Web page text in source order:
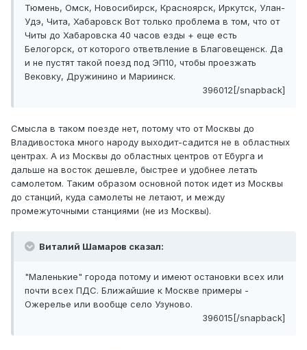
Тюмень, Омск, Новосибирск, Красноярск, Иркутск, Улан-
Удэ, Чита, Хабаровск Вот только проблема в том, что от
Читы до Хабаровска 40 часов езды + еще есть
Белогорск, от которого ответвление в Благовещенск. Да
и не пустят такой поезд под ЭП10, чтобы проезжать
Вековку, Дружинино и Мариинск.
396012[/snapback]
Смысла в таком поезде нет, потому что от Москвы до
Владивостока много народу выходит-садится не в областных
центрах. А из Москвы до областных центров от Ебурга и
дальше на восток дешевле, быстрее и удобнее летать
самолетом. Таким образом основной поток идет из Москвы
до станций, куда самолеты не летают, и между
промежуточными станциями (не из Москвы).
Виталий Шамаров сказал:
"Маленькие" города потому и имеют остановки всех или
почти всех ПДС. Ближайшие к Москве примеры -
Ожерелье или вообще село Узуново.
396015[/snapback]